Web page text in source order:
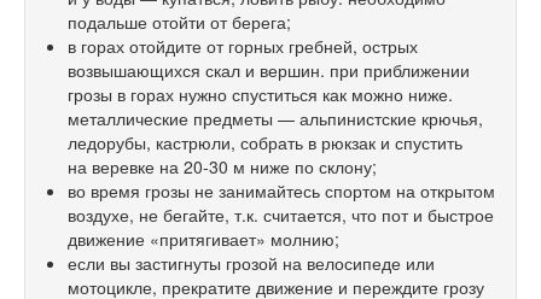
подальше отойти от берега;
в горах отойдите от горных гребней, острых
возвышающихся скал и вершин. при приближении
грозы в горах нужно спуститься как можно ниже.
металлические предметы — альпинистские крючья,
ледорубы, кастрюли, собрать в рюкзак и спустить
на веревке на 20-30 м ниже по склону;
во время грозы не занимайтесь спортом на открытом
воздухе, не бегайте, т.к. считается, что пот и быстрое
движение «притягивает» молнию;
если вы застигнуты грозой на велосипеде или
мотоцикле, прекратите движение и переждите грозу